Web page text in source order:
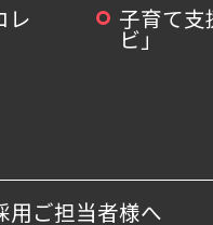
レ
子育て支
ビ」
用ご担当者様へ